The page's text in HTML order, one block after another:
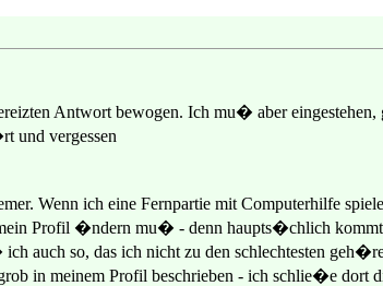
Antwort bewogen. Ich mu� aber eingestehen,
und vergessen
Wenn ich eine Fernpartie mit Computerhilfe
Profil �ndern mu� - denn haupts�chlich kommt
auch so, das ich nicht zu den schlechtesten
in meinem Profil beschrieben - ich schlie�e dort